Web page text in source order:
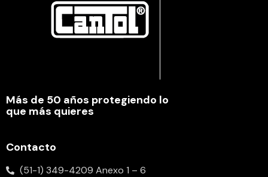
Más de 50 años protegiendo lo
que más quieres
Contacto
(51-1) 349-4209 Anexo 1 – 6